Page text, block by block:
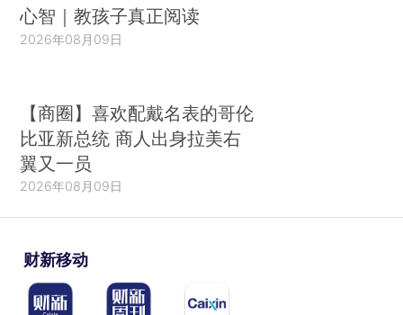
心智｜教孩子真正阅读
2026年08月09日
【商圈】喜欢配戴名表的哥伦
比亚新总统 商人出身拉美右
翼又一员
2026年08月09日
财新移动